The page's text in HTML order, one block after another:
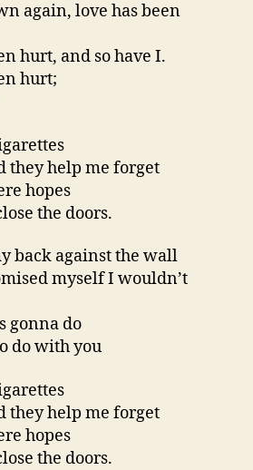
again, love has been
hurt, and so have I.
hurt;
they help me forget
hopes
the doors.
back against the wall
myself I wouldn’t
gonna do
do with you
they help me forget
hopes
the doors.